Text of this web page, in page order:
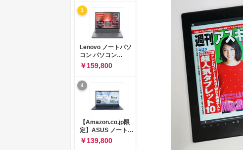
型/Core
i5/16GB/SSD
512GB/ホワイト)
FMVWK3E15W_AZ
3
Lenovo ノートパソ
コン パソコン
IdeaPad Slim 3 14.0
インチ AMD
Ryzen™ 5 8640HS
メモリ16GB
SSD512GB
Microsoft 365 試用
版 Windows11 バッ
テリー駆動12.6時間
重量1.39kg ルナグレ
ー 83K9003JJP ノー
トPC
￥159,800
4
【Amazon.co.jp限
定】ASUS ノートパ
ソコン Vivobook 15
M1502NAQ 15.6イ
￥139,800